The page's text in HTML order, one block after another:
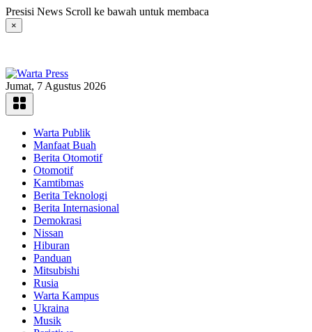
Langsung
ke
konten
Presisi News Scroll ke bawah untuk membaca
×
Jumat, 7 Agustus 2026
Warta Publik
Manfaat Buah
Berita Otomotif
Otomotif
Kamtibmas
Berita Teknologi
Berita Internasional
Demokrasi
Nissan
Hiburan
Panduan
Mitsubishi
Rusia
Warta Kampus
Ukraina
Musik